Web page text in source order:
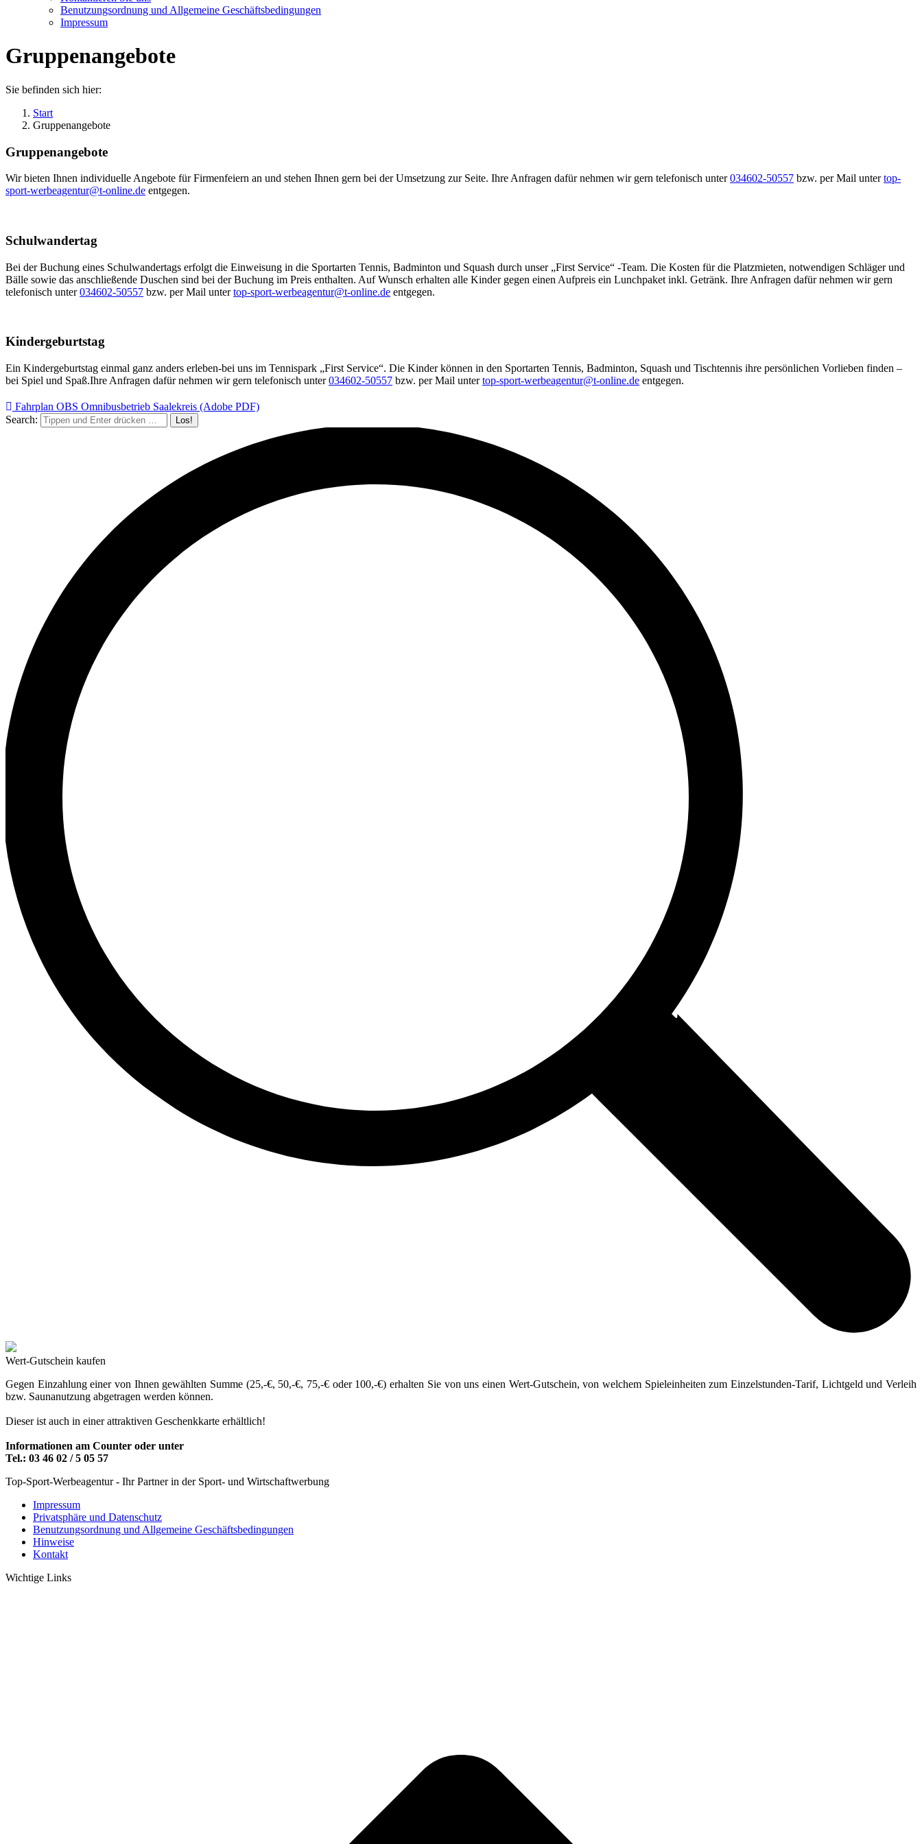
Benutzungsordnung und Allgemeine Geschäftsbedingungen
Impressum
Gruppenangebote
Sie befinden sich hier:
Start
Gruppenangebote
Gruppenangebote
Wir bieten Ihnen individuelle Angebote für Firmenfeiern an und stehen Ihnen gern bei der Umsetzung zur Seite. Ihre Anfragen dafür nehmen wir gern telefonisch unter034602-50557 bzw. per Mail untertop-
sport-werbeagentur@t-online.de entgegen.
Schulwandertag
Bei der Buchung eines Schulwandertags erfolgt die Einweisung in die Sportarten Tennis, Badminton und Squash durch unser „First Service“ -Team. Die Kosten für die Platzmieten, notwendigen Schläger und
Bälle sowie das anschließende Duschen sind bei der Buchung im Preis enthalten. Auf Wunsch erhalten alle Kinder gegen einen Aufpreis ein Lunchpaket inkl. Getränk. Ihre Anfragen dafür nehmen wir gern
telefonisch unter034602-50557 bzw. per Mail untertop-sport-werbeagentur@t-online.de entgegen.
Kindergeburtstag
Ein Kindergeburtstag einmal ganz anders erleben-bei uns im Tennispark „First Service“. Die Kinder können in den Sportarten Tennis, Badminton, Squash und Tischtennis ihre persönlichen Vorlieben finden –
bei Spiel und Spaß.Ihre Anfragen dafür nehmen wir gern telefonisch unter034602-50557 bzw. per Mail untertop-sport-werbeagentur@t-online.de entgegen.
Fahrplan OBS Omnibusbetrieb Saalekreis (Adobe PDF)
Search:
Wert-Gutschein kaufen
Gegen Einzahlung einer von Ihnen gewählten Summe (25,-€, 50,-€, 75,-€ oder 100,-€) erhalten Sie von uns einen Wert-Gutschein, von welchem Spieleinheiten zum Einzelstunden-Tarif, Lichtgeld und Verleih
bzw. Saunanutzung abgetragen werden können.
Dieser ist auch in einer attraktiven Geschenkkarte erhältlich!
Informationen am Counter oder unter
Tel.: 03 46 02 / 5 05 57
Top-Sport-Werbeagentur - Ihr Partner in der Sport- und Wirtschaftwerbung
Impressum
Privatsphäre und Datenschutz
Benutzungsordnung und Allgemeine Geschäftsbedingungen
Hinweise
Kontakt
Wichtige Links